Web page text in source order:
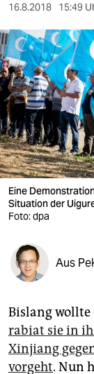
sport
berlin
nord
wahrheit
verlag
verlag
veranstaltungen
fragen & hilfe
abo
genossenschaft
16.8.2018 15:49
Eine
Situation der
Foto: dpa
Aus
Bislang wollte
rabiat sie in
Xinjiang
vorgeht. Nun